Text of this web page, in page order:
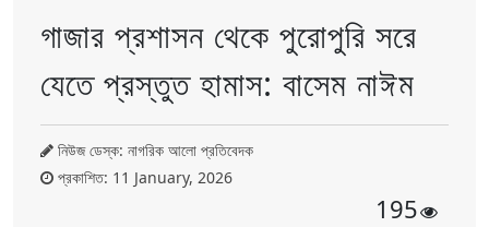
গাজার প্রশাসন থেকে পুরোপুরি সরে
যেতে প্রস্তুত হামাস: বাসেম নাঈম
নিউজ ডেস্ক: নাগরিক আলো প্রতিবেদক
প্রকাশিত: 11 January, 2026
195